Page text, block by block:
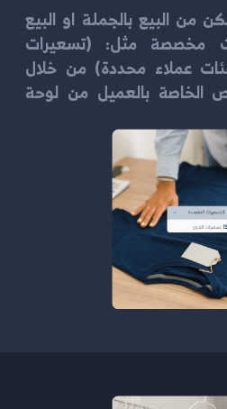
من البيع بالجملة او البيع
مخصصة مثل: (تسعيرات
عملاء محددة) من خلال
الخاصة بالعميل من لوحة